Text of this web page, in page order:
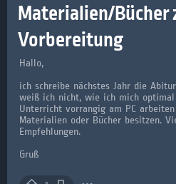
Materialien/Bücher
Vorbereitung
Hallo,
ich schreibe nächstes Jahr die
weiß ich nicht, wie ich mich
Unterricht vorrangig am PC
Materialien oder Bücher besitzen.
Empfehlungen.
Gruß